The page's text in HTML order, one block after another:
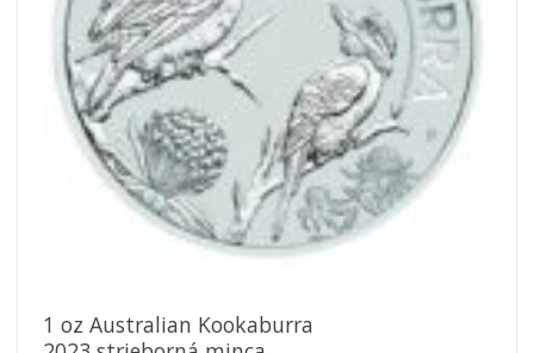
1 oz Australian Kookaburra